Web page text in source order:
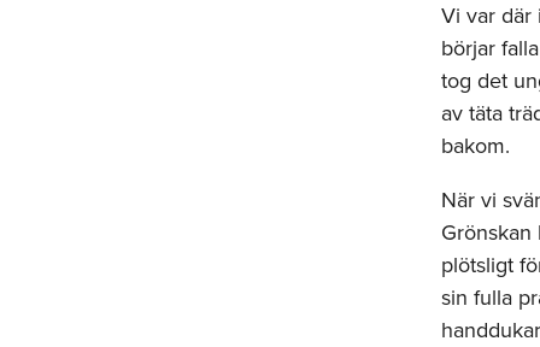
Vi var där
börjar
tog det
av täta
bakom.
När vi
plötsligt
sin fulla